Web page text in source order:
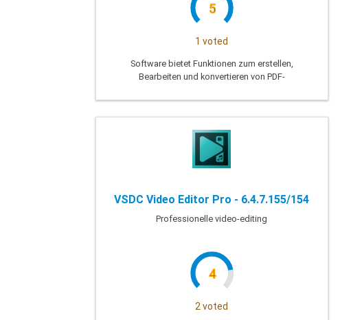
5
1 voted
Software bietet Funktionen zum erstellen,
Bearbeiten und konvertieren von PDF-
standard
VSDC Video Editor Pro - 6.4.7.155/154
Professionelle video-editing
4
2 voted